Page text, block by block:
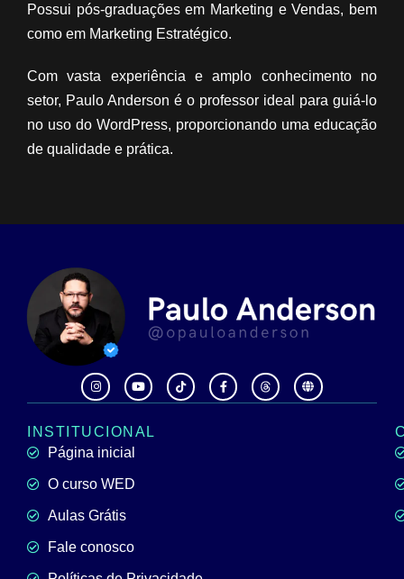
Possui pós-graduações em Marketing e Vendas, bem
como em Marketing Estratégico.
Com vasta experiência e amplo conhecimento no
setor, Paulo Anderson é o professor ideal para guiá-lo
no uso do WordPress, proporcionando uma educação
de qualidade e prática.
INSTITUCIONAL
Página inicial
O curso WED
Aulas Grátis
Fale conosco